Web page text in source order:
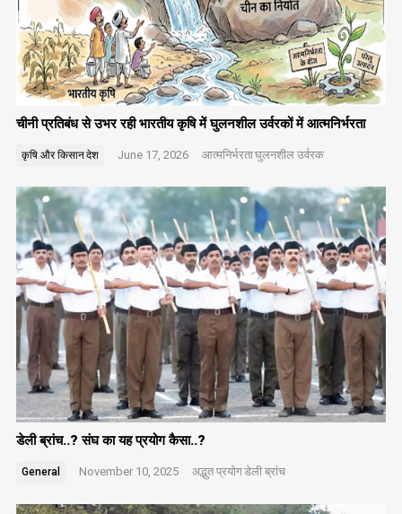
चीनी प्रतिबंध से उभर रही भारतीय कृषि में घुलनशील उर्वरकों में आत्मनिर्भरता
कृषि और किसानदेश June 17, 2026 आत्मनिर्भरताघुलनशील उर्वरक
डेली ब्रांच..? संघ का यह प्रयोग कैसा..?
General November 10, 2025 अद्भुत प्रयोगडेली ब्रांच